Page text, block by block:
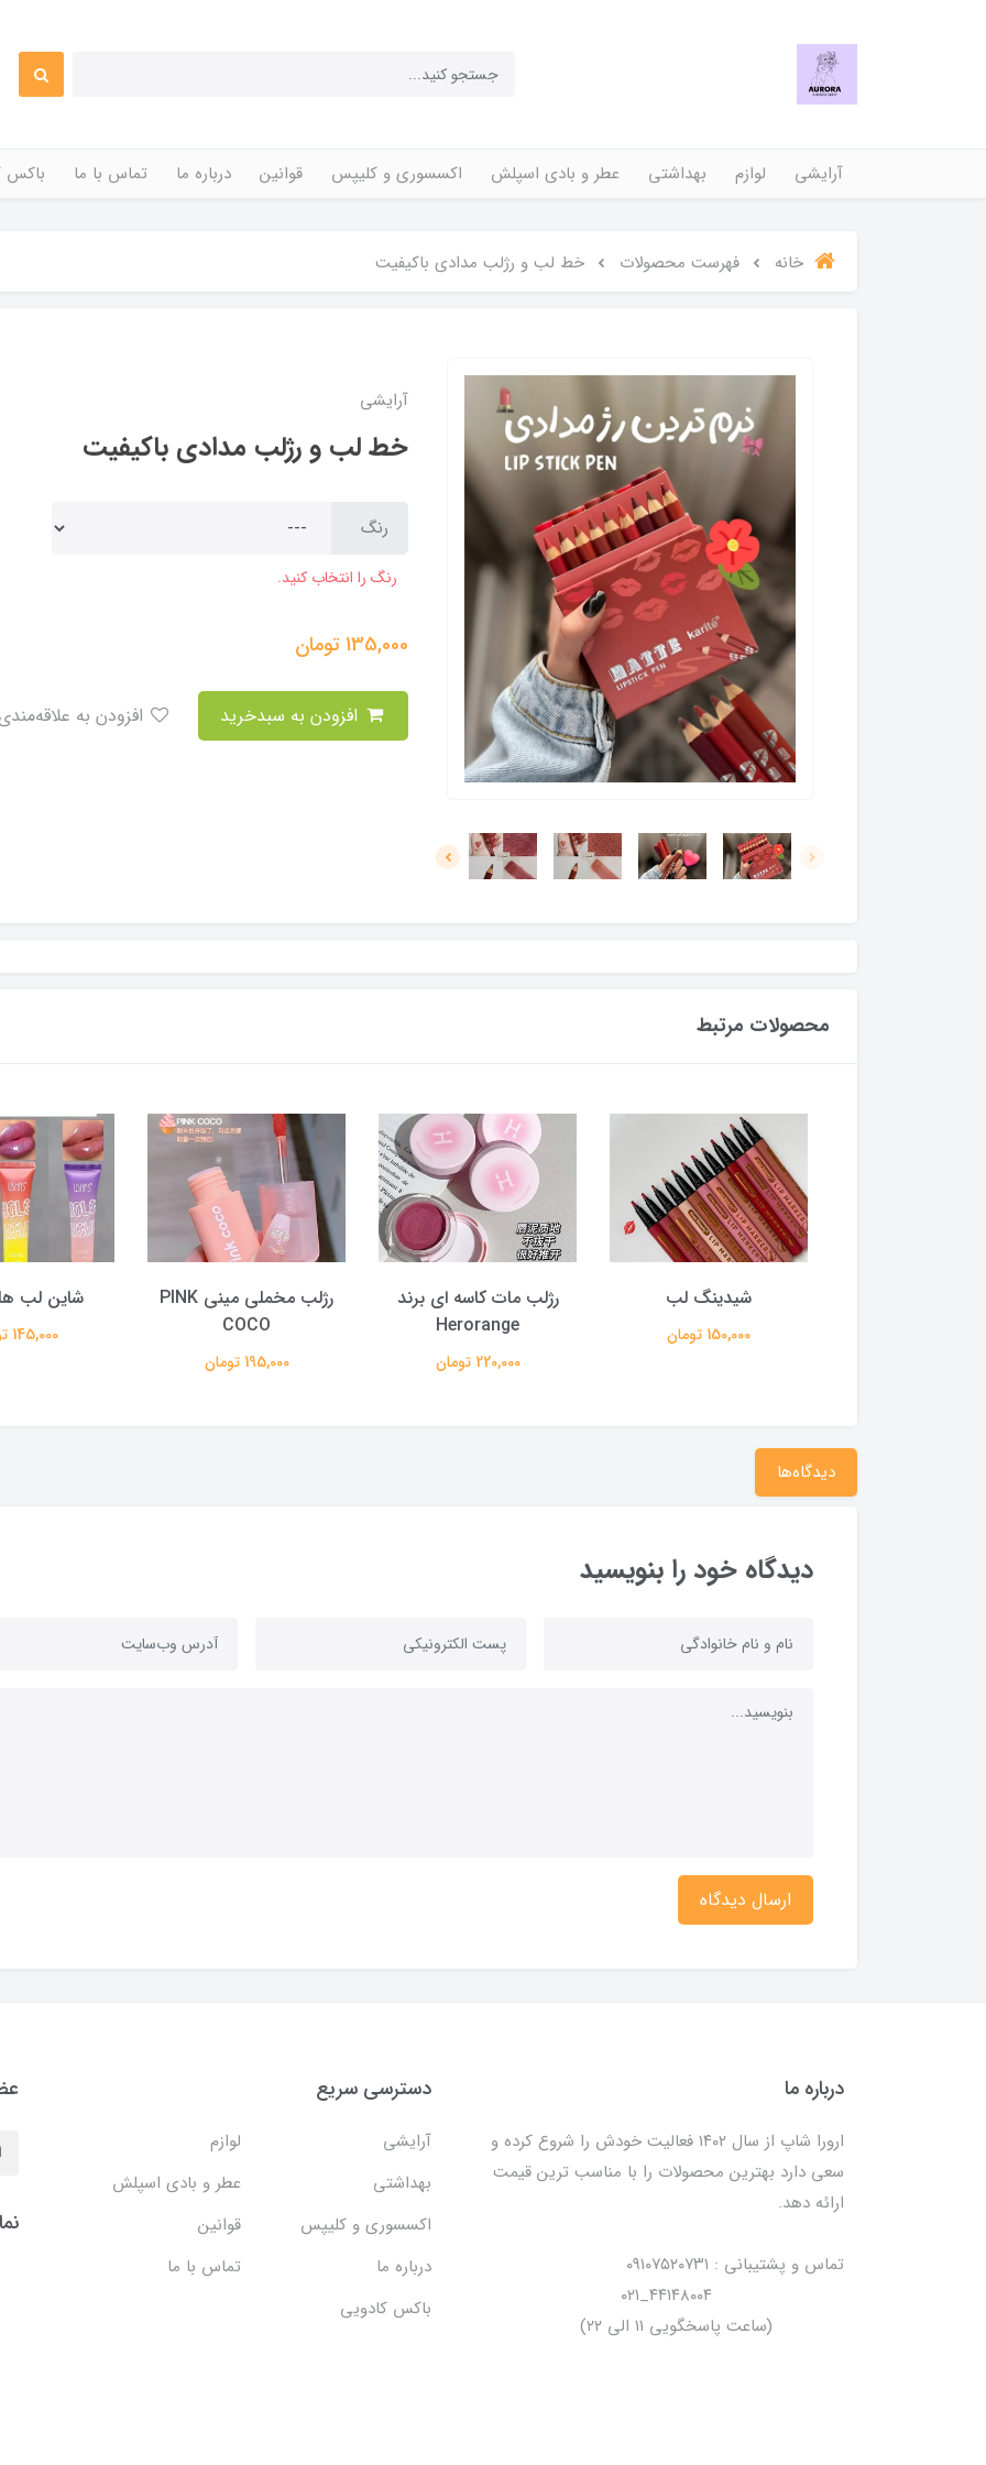
آرایشی لوازم بهداشتی عطر و بادی اسپلش اکسسوری و کلیپس قوانین درباره ما تماس با ما باکس
خانه فهرست محصولات خط لب و رژلب مدادی باکیفیت
آرایشی
خط لب و رژلب مدادی باکیفیت
رنگ
رنگ را انتخاب کنید.
135,000تومان
محصولات مرتبط
شیدینگ لب
150,000 تومان
رژلب مات کاسه ای برند
Herorange
220,000 تومان
رژلب مخملی مینی PINK
COCO
195,000 تومان
شاین لب
145,000 تومان
دیدگاه‌ها
دیدگاه خود را بنویسید
ارسال دیدگاه
درباره ما
ارورا شاپ از سال ۱۴۰۲ فعالیت خودش را شروع کرده و
سعی دارد بهترین محصولات را با مناسب ترین قیمت
ارائه دهد.
تماس و پشتیبانی : ۰۹۱۰۷۵۲۰۷۳۱
(ساعت پاسخگویی ۱۱ الی ۲۲)
دسترسی سریع
آرایشی
لوازم
بهداشتی
عطر و بادی اسپلش
اکسسوری و کلیپس
قوانین
درباره ما
تماس با ما
باکس کادویی